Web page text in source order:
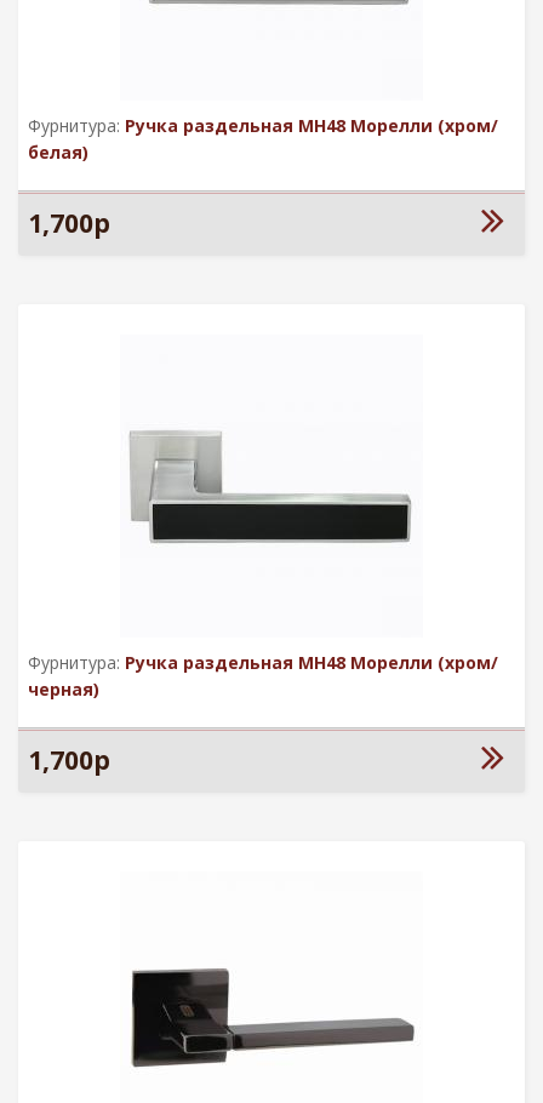
Фурнитура: Ручка раздельная MН48 Морелли (хром/
белая)
1,700р
Фурнитура: Ручка раздельная MН48 Морелли (хром/
черная)
1,700р